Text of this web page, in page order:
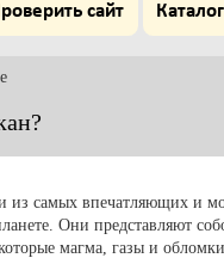
сайт Каталог
из самых впечатляющих и
Они представляют
магма, газы и